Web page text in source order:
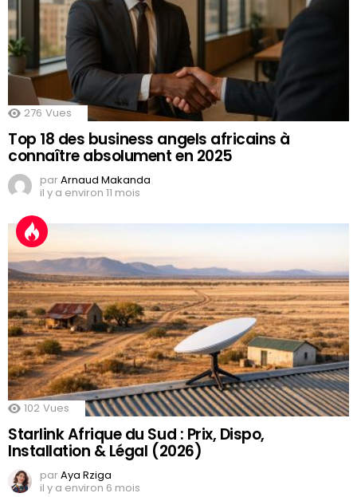
276 Vues
Top 18 des business angels africains à
connaître absolument en 2025
parArnaud Makanda
il y a environ 11 mois
102 Vues
Starlink Afrique du Sud : Prix, Dispo,
Installation & Légal (2026)
parAya Rziga
il y a environ 6 mois